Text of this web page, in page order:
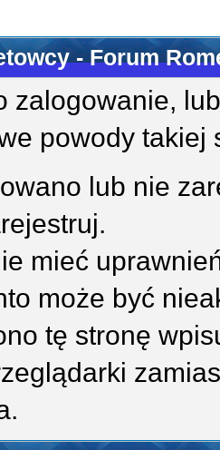
- Forum
zalogowanie,
powody takiej
lub nie
mieć
może być
tę stronę